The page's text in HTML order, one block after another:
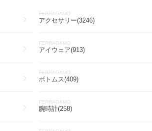
FERRAGAMO
アクセサリー(3246)
FERRAGAMO
アイウェア(913)
FERRAGAMO
ボトムス(409)
FERRAGAMO
腕時計(258)